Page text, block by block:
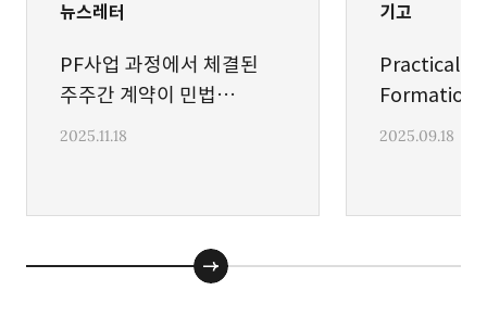
뉴스레터
2025.11.18
PF사업 과정에서 체결된
주주간 계약이 민법
제104조 위반 (불공정한
소개
기고
2025.09.18
Practical
Formation